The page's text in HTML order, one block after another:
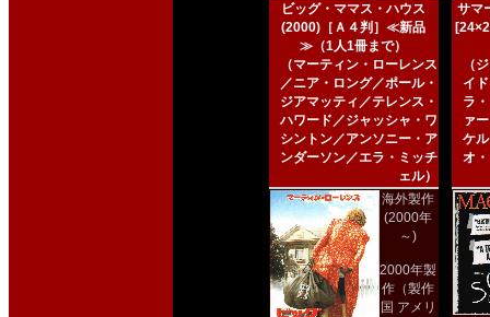
ビッグ・ママス・ハウス
(2000)［Ａ４判］≪新品
≫（1人1冊まで）
（マーティン・ローレンス
／ニア・ロング／ポール・
ジアマッティ／テレンス・
ハワード／ジャッシャ・ワ
シントン／アンソニー・ア
ンダーソン／エラ・ミッチ
ェル）
海外製作
(2000年
～)
2000年製
作（製作
国 アメリ
サマ
（
イ
ラ
ァ
ケ
オ